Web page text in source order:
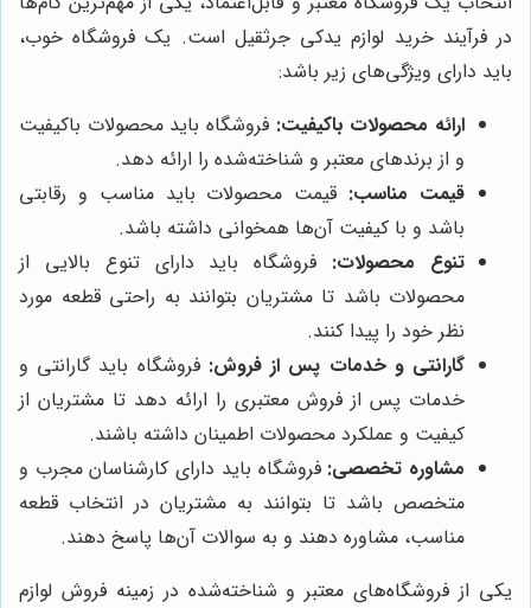
در فرآیند خرید لوازم یدکی جرثقیل است. یک فروشگاه خوب،
باید دارای ویژگی‌های زیر باشد:
ارائه محصولات باکیفیت: فروشگاه باید محصولات باکیفیت
و از برندهای معتبر و شناخته‌شده را ارائه دهد.
قیمت مناسب: قیمت محصولات باید مناسب و رقابتی
باشد و با کیفیت آن‌ها همخوانی داشته باشد.
تنوع محصولات: فروشگاه باید دارای تنوع بالایی از
محصولات باشد تا مشتریان بتوانند به راحتی قطعه مورد
نظر خود را پیدا کنند.
گارانتی و خدمات پس از فروش: فروشگاه باید گارانتی و
خدمات پس از فروش معتبری را ارائه دهد تا مشتریان از
کیفیت و عملکرد محصولات اطمینان داشته باشند.
مشاوره تخصصی: فروشگاه باید دارای کارشناسان مجرب و
متخصص باشد تا بتوانند به مشتریان در انتخاب قطعه
مناسب، مشاوره دهند و به سوالات آن‌ها پاسخ دهند.
یکی از فروشگاه‌های معتبر و شناخته‌شده در زمینه فروش لوازم